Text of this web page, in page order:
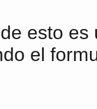
esto
el